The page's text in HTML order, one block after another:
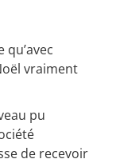
vraiment
pu
de recevoir